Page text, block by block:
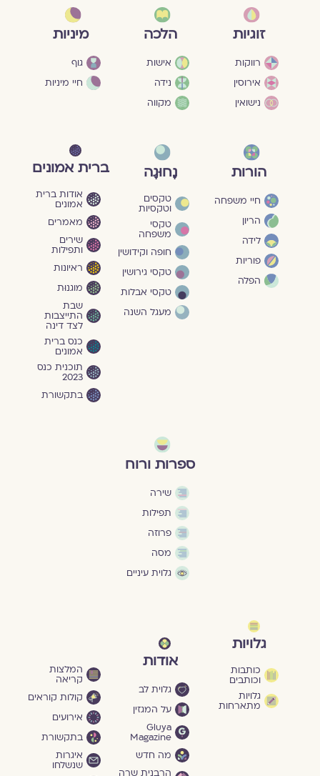
זוגיות
רווקות
אירוסין
נישואין
הלכה
אישות
נידה
מקווה
מיניות
גוף
חיי מיניות
הורות
חיי משפחה
הריון
לידה
פוריות
הפלה
נָחוּגָה
טקסים
וטקסיות
טקסי
משפחה
חופה וקידושין
טקסי גירושין
טקסי אבלות
מעגל השנה
ברית אמונים
אודות ברית
אמונים
מאמרים
שירים
ותפילות
ראיונות
מוגנוּת
שבת
התייצבות
לצד דינה
כנס ברית
אמונים
תוכנית כנס
2023
בתקשורת
ספרות ורוח
שירה
תפילות
פרוזה
מסה
גלוית עיניים
גלויות
כותבות
וכותבים
גלויות
מתארחות
אודות
גלוית לב
על המגזין
Gluya
Magazine
מה חדש
הרבנית שרה
המלצות
קריאה
קולות קוראים
אירועים
בתקשורת
איגרות
שנשלחו